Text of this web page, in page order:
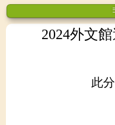
2024外文
此